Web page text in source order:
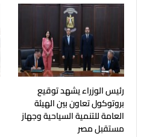
رئيس الوزراء يشهد توقيع
بروتوكول تعاون بين الهيئة
العامة للتنمية السياحية وجهاز
مستقبل مصر